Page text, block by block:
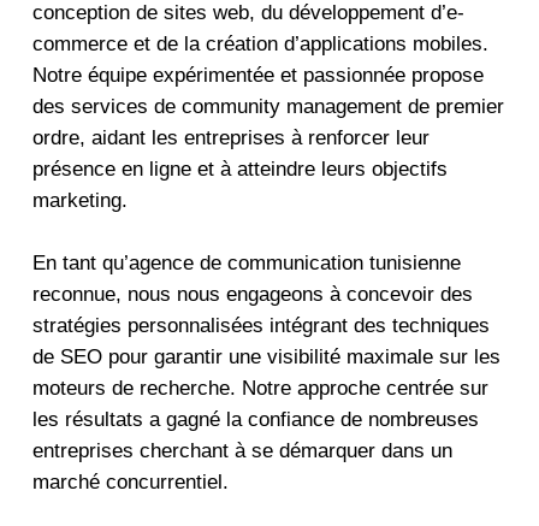
conception de sites web, du développement d’e-
commerce et de la création d’applications mobiles.
Notre équipe expérimentée et passionnée propose
des services de community management de premier
ordre, aidant les entreprises à renforcer leur
présence en ligne et à atteindre leurs objectifs
marketing.
En tant qu’agence de communication tunisienne
reconnue, nous nous engageons à concevoir des
stratégies personnalisées intégrant des techniques
de SEO pour garantir une visibilité maximale sur les
moteurs de recherche. Notre approche centrée sur
les résultats a gagné la confiance de nombreuses
entreprises cherchant à se démarquer dans un
marché concurrentiel.